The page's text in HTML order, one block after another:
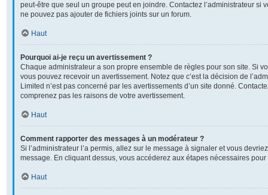
peut-être que seul un groupe peut en joindre. Contactez l’administrateur si
ne pouvez pas ajouter de fichiers joints sur un forum.
Haut
Pourquoi ai-je reçu un avertissement ?
Chaque administrateur a son propre ensemble de règles pour son site. Si
vous pouvez recevoir un avertissement. Notez que c’est la décision de
Limited n’est pas concerné par les avertissements d’un site donné.
comprenez pas les raisons de votre avertissement.
Haut
Comment rapporter des messages à un modérateur ?
Si l’administrateur l’a permis, allez sur le message à signaler et vous
message. En cliquant dessus, vous accéderez aux étapes nécessaires pour
Haut